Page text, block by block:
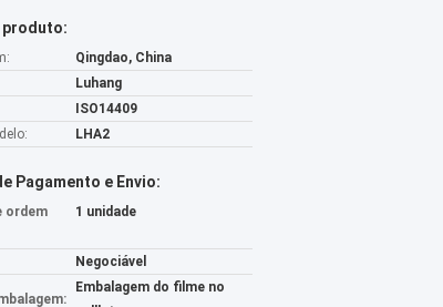
produto:
Qingdao, China
Luhang
ISO14409
LHA2
Pagamento e Envio:
ordem
1 unidade
Negociável
Embalagem do filme no